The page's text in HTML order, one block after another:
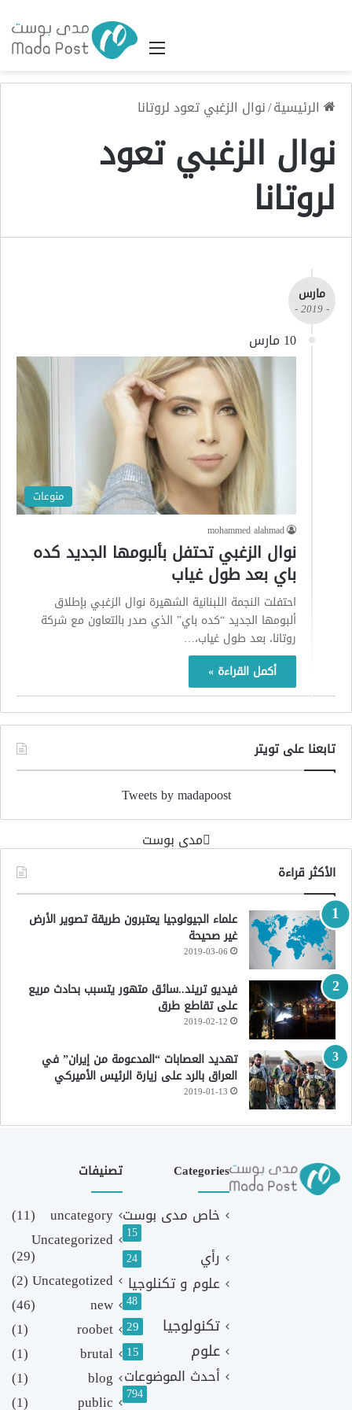
القائمة
الرئيسية/نوال الزغبي تعود لروتانا
نوال الزغبي تعود
لروتانا
مارس
- 2019 -
10 مارس
منوعات
mohammed alahmad
نوال الزغبي تحتفل بألبومها الجديد كده
باي بعد طول غياب
احتفلت النجمة اللبنانية الشهيرة نوال الزغبي بإطلاق
ألبومها الجديد “كده باي” الذي صدر بالتعاون مع شركة
روتانا، بعد طول غياب،…
أكمل القراءة »
تابعنا على تويتر
Tweets by madapoost
‏مدى بوست‏
الأكثر قراءة
علماء الجيولوجيا يعتبرون طريقة تصوير الأرض
غير صحيحة
2019-03-06
فيديو تريند..سائق متهور يتسبب بحادث مريع
على تقاطع طرق
2019-02-12
تهديد العصابات “المدعومة من إيران” في
العراق بالرد على زيارة الرئيس الأميركي
2019-01-13
Categories
خاص مدى بوست
15
رأي 24
علوم و تكنلوجيا
48
تكنولوجيا 29
علوم 15
أحدث الموضوعات
794
تصنيفات
uncategory
(11)
Uncategorized
(29)
Uncategotized
(2)
new
(46)
roobet
(1)
brutal
(1)
blog
(1)
public
(1)